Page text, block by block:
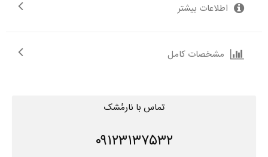
اطلاعات بیشتر
مشخصات کامل
تماس با نارمُشک
۰۹۱۲۳۱۳۷۵۳۲